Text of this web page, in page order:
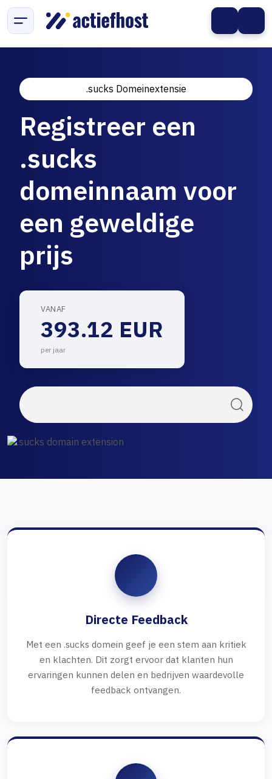
.sucks Domeinextensie
Registreer een
.sucks
domeinnaam voor
een geweldige
prijs
VANAF
393.12 EUR
per jaar
Directe Feedback
Met een .sucks domein geef je een stem aan kritiek
en klachten. Dit zorgt ervoor dat klanten hun
ervaringen kunnen delen en bedrijven waardevolle
feedback ontvangen.